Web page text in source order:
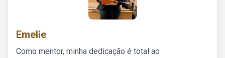
Emelie
Como mentor, minha dedicação é total ao